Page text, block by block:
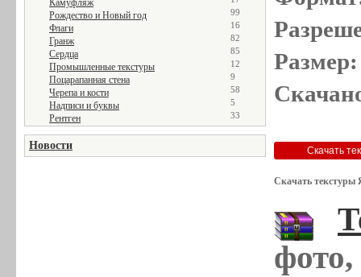
Камуфляж
Рождество и Новый год 99
Флаги 16
Гранж 82
Сердца 85
Промышленные текстуры 12
Поцарапанная стена 9
Черепа и кости 58
Надписи и буквы 5
Рентген 33
Новости
Скачать текстуры